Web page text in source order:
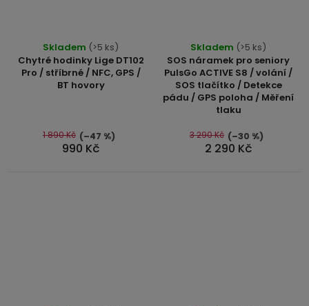
Chytré hodinky Lige DT102
Pro / stříbrné / NFC, GPS /
BT hovory
hodnocení
produktu
je
5
hvězdiček.
Skladem (>5 ks)
990 Kč
1 890 Kč (–47 %)
SOS náramek pro seniory
PulsGo ACTIVE S8 / volání /
SOS tlačítko / Detekce
pádu / GPS poloha / Měření
tlaku
Skladem (>5 ks)
2 290 Kč
3 290 Kč (–30 %)